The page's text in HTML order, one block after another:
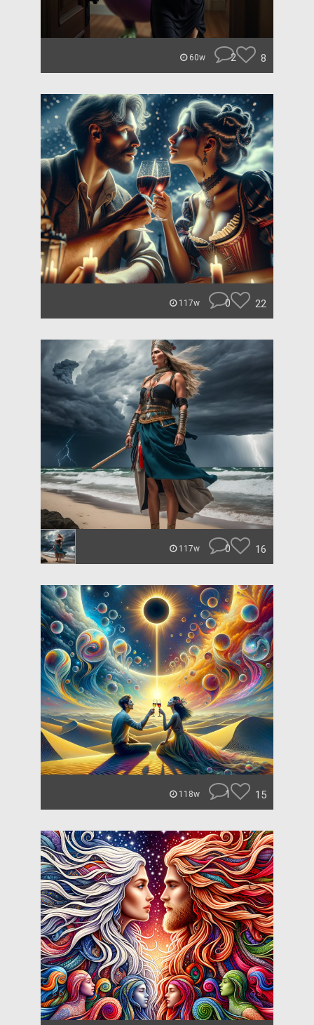
60w 2 8
117w 0 22
117w 0 16
118w 1 15